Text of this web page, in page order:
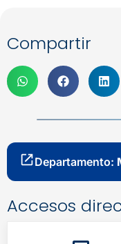
Compartir
Departamento:
Accesos